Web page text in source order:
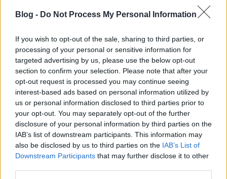
Blog - Do Not Process My Personal Information
If you wish to opt-out of the sale, sharing to third parties, or
processing of your personal or sensitive information for
targeted advertising by us, please use the below opt-out
section to confirm your selection. Please note that after your
opt-out request is processed you may continue seeing
interest-based ads based on personal information utilized by
us or personal information disclosed to third parties prior to
your opt-out. You may separately opt-out of the further
disclosure of your personal information by third parties on the
IAB’s list of downstream participants. This information may
also be disclosed by us to third parties on the IAB’s List of
Downstream Participants that may further disclose it to other
The Amazing Spider-Man 2
The Grand Budapest Hotel
Guardians of the Galaxy
Maleficent
Noah
The Theory of Everything
San Diego-i Filmkritikusok Szövetségének díjai
Legjobb film: Nightcrawler
Legjobb rendező: Dan Gilroy (Nightcrawler)
Legjobb színész: Jake Gyllenhaal (Nightcrawler)
Legjobb színésznő: Marion Cotillard (Two Days One
Night)